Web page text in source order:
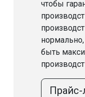
чтобы
быть
Прайс-